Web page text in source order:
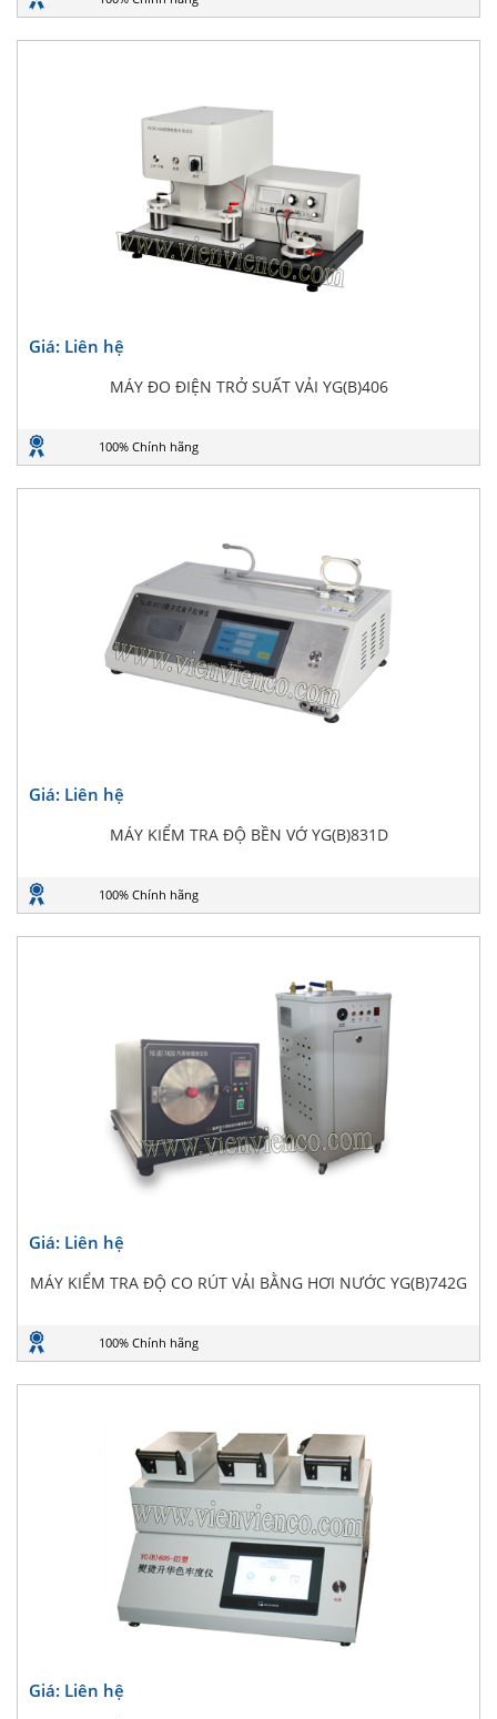
Giá: Liên hệ
MÁY ĐO ĐIỆN TRỞ SUẤT VẢI YG(B)406
100% Chính hãng
Giá: Liên hệ
MÁY KIỂM TRA ĐỘ BỀN VỚ YG(B)831D
100% Chính hãng
Giá: Liên hệ
MÁY KIỂM TRA ĐỘ CO RÚT VẢI BẰNG HƠI NƯỚC YG(B)742G
100% Chính hãng
Giá: Liên hệ